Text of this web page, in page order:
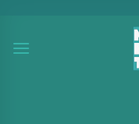
zawartości